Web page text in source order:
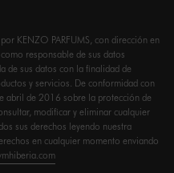
KENZO PARFUMS, con dirección en
responsable de sus datos
de sus datos con la finalidad de
y servicios. De conformidad con
abril de 2016 sobre la protección de
modificar y eliminar cualquier
sus derechos leyendo nuestra
en cualquier momento enviando